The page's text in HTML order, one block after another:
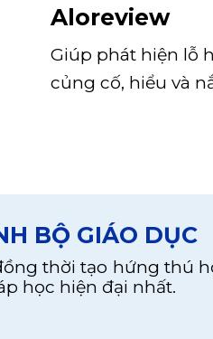
Aloreview
Giúp phát hiện lỗ
củng cố, hiểu và
BỘ GIÁO DỤC
thời tạo hứng thú
học hiện đại nhất.